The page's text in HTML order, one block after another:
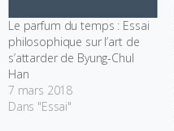
Le parfum du temps : Essai
philosophique sur l’art de
s’attarder de Byung-Chul
Han
7 mars 2018
Dans "Essai"